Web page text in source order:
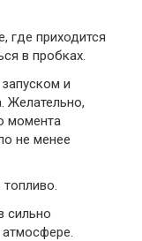
где приходится
в пробках.
и
Желательно,
момента
не менее
топливо.
сильно